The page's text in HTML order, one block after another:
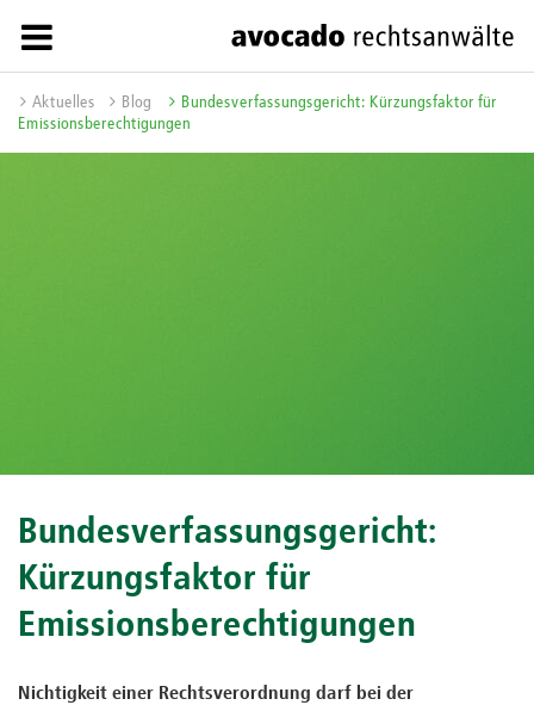
Aktuelles Blog
Bundesverfassungsgericht: Kürzungsfaktor für
Emissionsberechtigungen
Bundesverfassungsgericht:
Kürzungsfaktor für
Emissionsberechtigungen
Nichtigkeit einer Rechtsverordnung darf bei der